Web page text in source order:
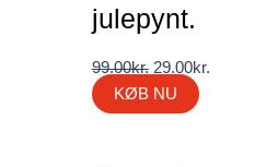
julepynt.
99.00kr. 29.00kr.
KØB NU